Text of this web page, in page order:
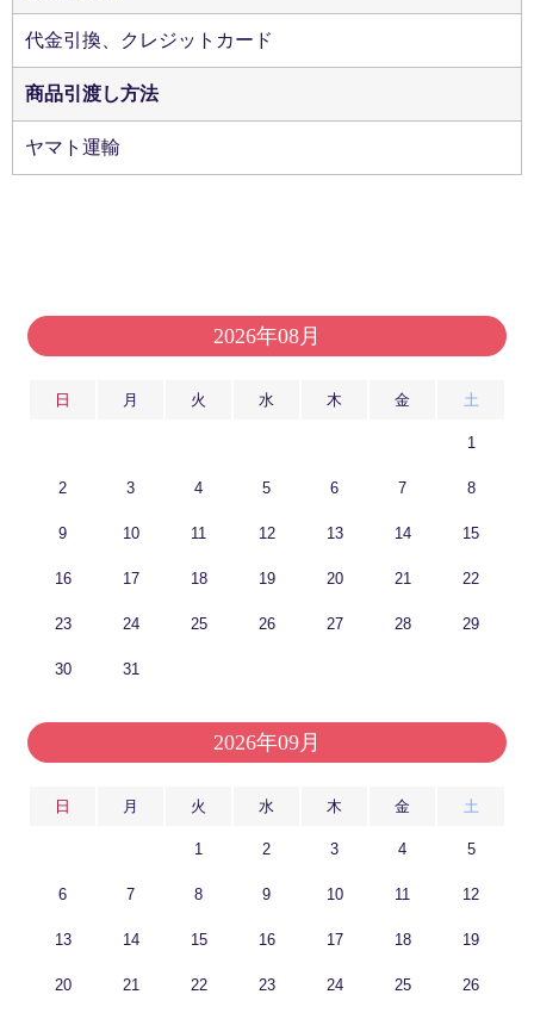
代金引換、クレジットカード
商品引渡し方法
ヤマト運輸
2026年08月
日 月 火 水 木 金 土
1
2 3 4 5 6 7 8
9 10 11 12 13 14 15
16 17 18 19 20 21 22
23 24 25 26 27 28 29
30 31
2026年09月
日 月 火 水 木 金 土
1 2 3 4 5
6 7 8 9 10 11 12
13 14 15 16 17 18 19
20 21 22 23 24 25 26